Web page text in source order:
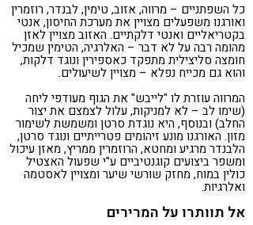
כל השפתניים – מרווה, אזוב, טימין, לבנדר, רוזמרין
ואורגנו משפעלים מצויין את מערכת החיסון, אנטי
בקטריאליים ואנטי דלקתיים. האזוב מצויין לאזן
מהומה רבה על לא דבר – האלרגיה, הטימין שמכיל
חומצה סליצילית מתפקד כאספירין ונוגד דלקות,
והוא גם מכייח נפלא – מצויין לשיעולים.
המרווה עוזרת לו "לייבש" את הגוף מעודפי ליחה
(שימו לב – לא למניקות, עלול לצמצם את יצור
החלב) ובנוסף, היא נוגדת סרטן ומשמשת לשימור
מזון. האורגנו מונע זיהומים פטרייתיים ונוגד סרטן,
הלבנדר מרגיע ומחטא, הרוזמרין ממריץ, מאזן עיכול
ומשפר ביצועים קוגנטיביים ע"י שפעול האצטיל
כולין במוח, מחזק שורשי שיער ומצויין לאסטמה
ואלרגיות.
אל תוותרו על המרירים